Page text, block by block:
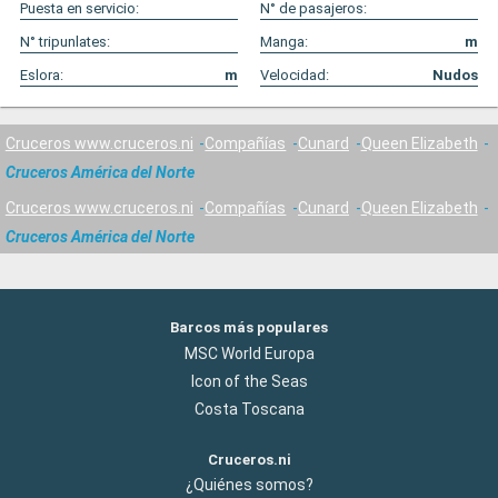
Puesta en servicio:
N° de pasajeros:
N° tripunlates:
Manga:
m
Eslora:
m Velocidad: Nudos
Cruceros www.cruceros.ni Compañías Cunard
Queen Elizabeth
Cruceros América del Norte
Cruceros www.cruceros.ni Compañías Cunard
Queen Elizabeth
Cruceros América del Norte
Barcos más populares
MSC World Europa
Icon of the Seas
Costa Toscana
Cruceros.ni
¿Quiénes somos?